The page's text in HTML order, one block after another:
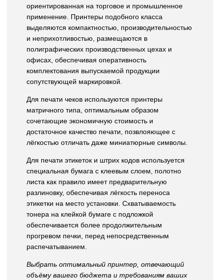
ориентированная на торговое и промышленное
применение. Принтеры подобного класса
выделяются компактностью, производительностью
и неприхотливостью, размещаются в
полиграфических производственных цехах и
офисах, обеспечивая оперативность
комплектования выпускаемой продукции
сопутствующей маркировкой.
Для печати чеков используются принтеры
матричного типа, оптимальным образом
сочетающие экономичную стоимость и
достаточное качество печати, позвлояющее с
лёгкостью отличать даже миниатюрные символы.
Для печати этикеток и штрих кодов используется
специальная бумага с клеевым слоем, полотно
листа как правило имеет предварительную
разлиновку, обеспечивая лёгкость переноса
этикетки на место установки. Схватываемость
тонера на клейкой бумаге с подложкой
обеспечивается более продолжительным
прогревом печки, перед непосредственным
распечатыванием.
Выбрать оптимальный принтер, отвечающий
объёму вашего бюджета и требованиям ваших